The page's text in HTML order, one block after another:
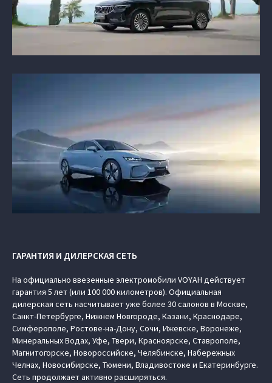
ГАРАНТИЯ И ДИЛЕРСКАЯ СЕТЬ
На официально ввезенные электромобили VOYAH действует
гарантия 5 лет (или 100 000 километров). Официальная
дилерская сеть насчитывает уже более 30 салонов в Москве,
Санкт-Петербурге, Нижнем Новгороде, Казани, Краснодаре,
Симферополе, Ростове-на-Дону, Сочи, Ижевске, Воронеже,
Минеральных Водах, Уфе, Твери, Красноярске, Ставрополе,
Магнитогорске, Новороссийске, Челябинске, Набережных
Челнах, Новосибирске, Тюмени, Владивостоке и Екатеринбурге.
Сеть продолжает активно расширяться.